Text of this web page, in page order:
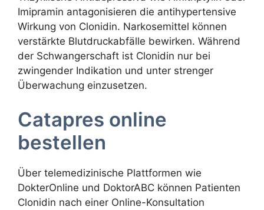
Imipramin antagonisieren die antihypertensive
Wirkung von Clonidin. Narkosemittel können
verstärkte Blutdruckabfälle bewirken. Während
der Schwangerschaft ist Clonidin nur bei
zwingender Indikation und unter strenger
Überwachung einzusetzen.
Catapres online
bestellen
Über telemedizinische Plattformen wie
DokterOnline und DoktorABC können Patienten
Clonidin nach einer Online-Konsultation